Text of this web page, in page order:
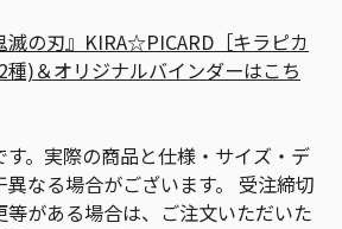
の刃』KIRA☆PICARD［キラピカ
)＆オリジナルバインダーはこち
。実際の商品と仕様・サイズ・デ
なる場合がございます。 受注締切
がある場合は、ご注文いただいた